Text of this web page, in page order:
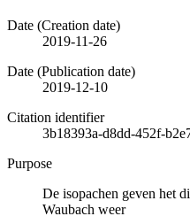
Date (Creation date)
2019-11-26
Date (Publication date)
2019-12-10
Citation identifier
3b18393a-d8dd-452f-
Purpose
De isopachen geven het
Waubach weer